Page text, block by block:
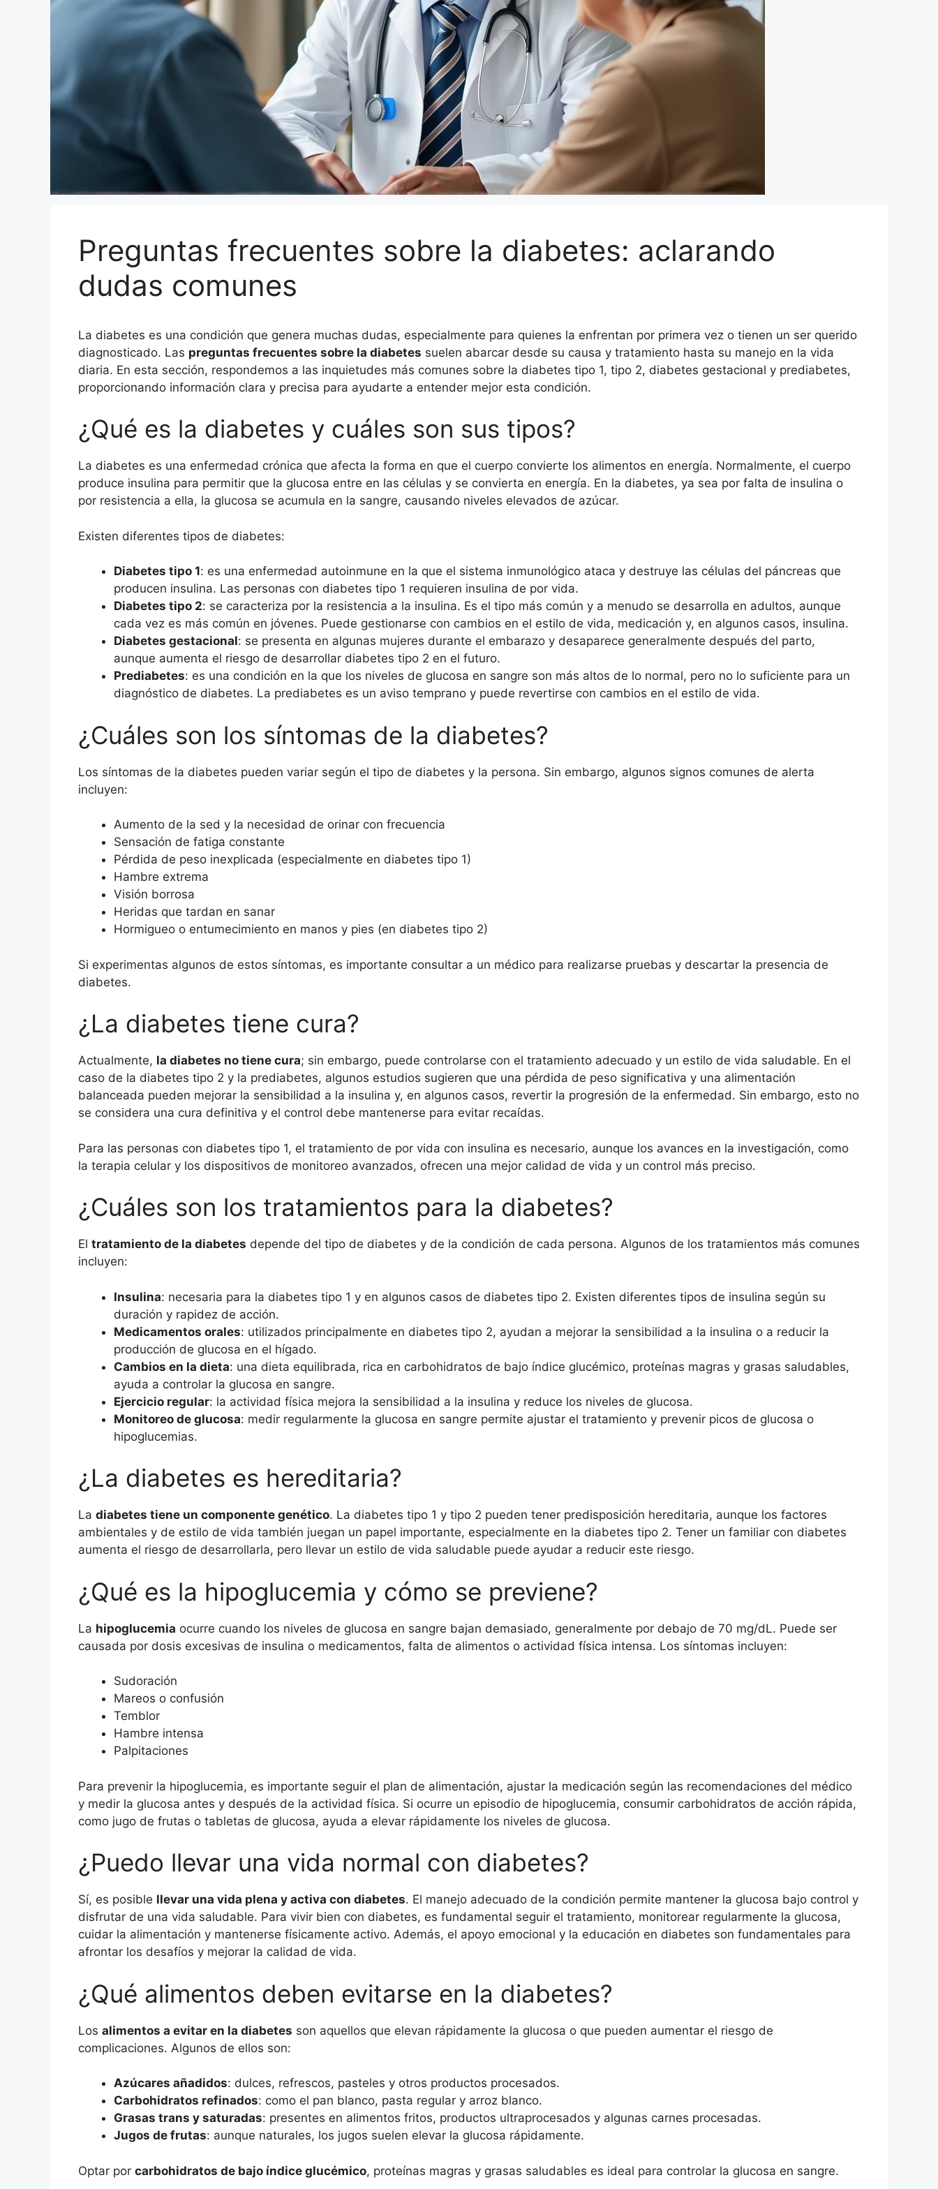
Preguntas frecuentes sobre la diabetes: aclarando
dudas comunes
La diabetes es una condición que genera muchas dudas, especialmente para quienes la enfrentan por primera vez o tienen un ser querido
diagnosticado. Las preguntas frecuentes sobre la diabetes suelen abarcar desde su causa y tratamiento hasta su manejo en la vida
diaria. En esta sección, respondemos a las inquietudes más comunes sobre la diabetes tipo 1, tipo 2, diabetes gestacional y prediabetes,
proporcionando información clara y precisa para ayudarte a entender mejor esta condición.
¿Qué es la diabetes y cuáles son sus tipos?
La diabetes es una enfermedad crónica que afecta la forma en que el cuerpo convierte los alimentos en energía. Normalmente, el cuerpo
produce insulina para permitir que la glucosa entre en las células y se convierta en energía. En la diabetes, ya sea por falta de insulina o
por resistencia a ella, la glucosa se acumula en la sangre, causando niveles elevados de azúcar.
Existen diferentes tipos de diabetes:
Diabetes tipo 1: es una enfermedad autoinmune en la que el sistema inmunológico ataca y destruye las células del páncreas que
producen insulina. Las personas con diabetes tipo 1 requieren insulina de por vida.
Diabetes tipo 2: se caracteriza por la resistencia a la insulina. Es el tipo más común y a menudo se desarrolla en adultos, aunque
cada vez es más común en jóvenes. Puede gestionarse con cambios en el estilo de vida, medicación y, en algunos casos, insulina.
Diabetes gestacional: se presenta en algunas mujeres durante el embarazo y desaparece generalmente después del parto,
aunque aumenta el riesgo de desarrollar diabetes tipo 2 en el futuro.
Prediabetes: es una condición en la que los niveles de glucosa en sangre son más altos de lo normal, pero no lo suficiente para un
diagnóstico de diabetes. La prediabetes es un aviso temprano y puede revertirse con cambios en el estilo de vida.
¿Cuáles son los síntomas de la diabetes?
Los síntomas de la diabetes pueden variar según el tipo de diabetes y la persona. Sin embargo, algunos signos comunes de alerta
incluyen:
Aumento de la sed y la necesidad de orinar con frecuencia
Sensación de fatiga constante
Pérdida de peso inexplicada (especialmente en diabetes tipo 1)
Hambre extrema
Visión borrosa
Heridas que tardan en sanar
Hormigueo o entumecimiento en manos y pies (en diabetes tipo 2)
Si experimentas algunos de estos síntomas, es importante consultar a un médico para realizarse pruebas y descartar la presencia de
diabetes.
¿La diabetes tiene cura?
Actualmente, la diabetes no tiene cura; sin embargo, puede controlarse con el tratamiento adecuado y un estilo de vida saludable. En el
caso de la diabetes tipo 2 y la prediabetes, algunos estudios sugieren que una pérdida de peso significativa y una alimentación
balanceada pueden mejorar la sensibilidad a la insulina y, en algunos casos, revertir la progresión de la enfermedad. Sin embargo, esto no
se considera una cura definitiva y el control debe mantenerse para evitar recaídas.
Para las personas con diabetes tipo 1, el tratamiento de por vida con insulina es necesario, aunque los avances en la investigación, como
la terapia celular y los dispositivos de monitoreo avanzados, ofrecen una mejor calidad de vida y un control más preciso.
¿Cuáles son los tratamientos para la diabetes?
El tratamiento de la diabetes depende del tipo de diabetes y de la condición de cada persona. Algunos de los tratamientos más comunes
incluyen:
Insulina: necesaria para la diabetes tipo 1 y en algunos casos de diabetes tipo 2. Existen diferentes tipos de insulina según su
duración y rapidez de acción.
Medicamentos orales: utilizados principalmente en diabetes tipo 2, ayudan a mejorar la sensibilidad a la insulina o a reducir la
producción de glucosa en el hígado.
Cambios en la dieta: una dieta equilibrada, rica en carbohidratos de bajo índice glucémico, proteínas magras y grasas saludables,
ayuda a controlar la glucosa en sangre.
Ejercicio regular: la actividad física mejora la sensibilidad a la insulina y reduce los niveles de glucosa.
Monitoreo de glucosa: medir regularmente la glucosa en sangre permite ajustar el tratamiento y prevenir picos de glucosa o
hipoglucemias.
¿La diabetes es hereditaria?
La diabetes tiene un componente genético. La diabetes tipo 1 y tipo 2 pueden tener predisposición hereditaria, aunque los factores
ambientales y de estilo de vida también juegan un papel importante, especialmente en la diabetes tipo 2. Tener un familiar con diabetes
aumenta el riesgo de desarrollarla, pero llevar un estilo de vida saludable puede ayudar a reducir este riesgo.
¿Qué es la hipoglucemia y cómo se previene?
La hipoglucemia ocurre cuando los niveles de glucosa en sangre bajan demasiado, generalmente por debajo de 70 mg/dL. Puede ser
causada por dosis excesivas de insulina o medicamentos, falta de alimentos o actividad física intensa. Los síntomas incluyen:
Sudoración
Mareos o confusión
Temblor
Hambre intensa
Palpitaciones
Para prevenir la hipoglucemia, es importante seguir el plan de alimentación, ajustar la medicación según las recomendaciones del médico
y medir la glucosa antes y después de la actividad física. Si ocurre un episodio de hipoglucemia, consumir carbohidratos de acción rápida,
como jugo de frutas o tabletas de glucosa, ayuda a elevar rápidamente los niveles de glucosa.
¿Puedo llevar una vida normal con diabetes?
Sí, es posible llevar una vida plena y activa con diabetes. El manejo adecuado de la condición permite mantener la glucosa bajo control y
disfrutar de una vida saludable. Para vivir bien con diabetes, es fundamental seguir el tratamiento, monitorear regularmente la glucosa,
cuidar la alimentación y mantenerse físicamente activo. Además, el apoyo emocional y la educación en diabetes son fundamentales para
afrontar los desafíos y mejorar la calidad de vida.
¿Qué alimentos deben evitarse en la diabetes?
Los alimentos a evitar en la diabetes son aquellos que elevan rápidamente la glucosa o que pueden aumentar el riesgo de
complicaciones. Algunos de ellos son:
Azúcares añadidos: dulces, refrescos, pasteles y otros productos procesados.
Carbohidratos refinados: como el pan blanco, pasta regular y arroz blanco.
Grasas trans y saturadas: presentes en alimentos fritos, productos ultraprocesados y algunas carnes procesadas.
Jugos de frutas: aunque naturales, los jugos suelen elevar la glucosa rápidamente.
Optar por carbohidratos de bajo índice glucémico, proteínas magras y grasas saludables es ideal para controlar la glucosa en sangre.